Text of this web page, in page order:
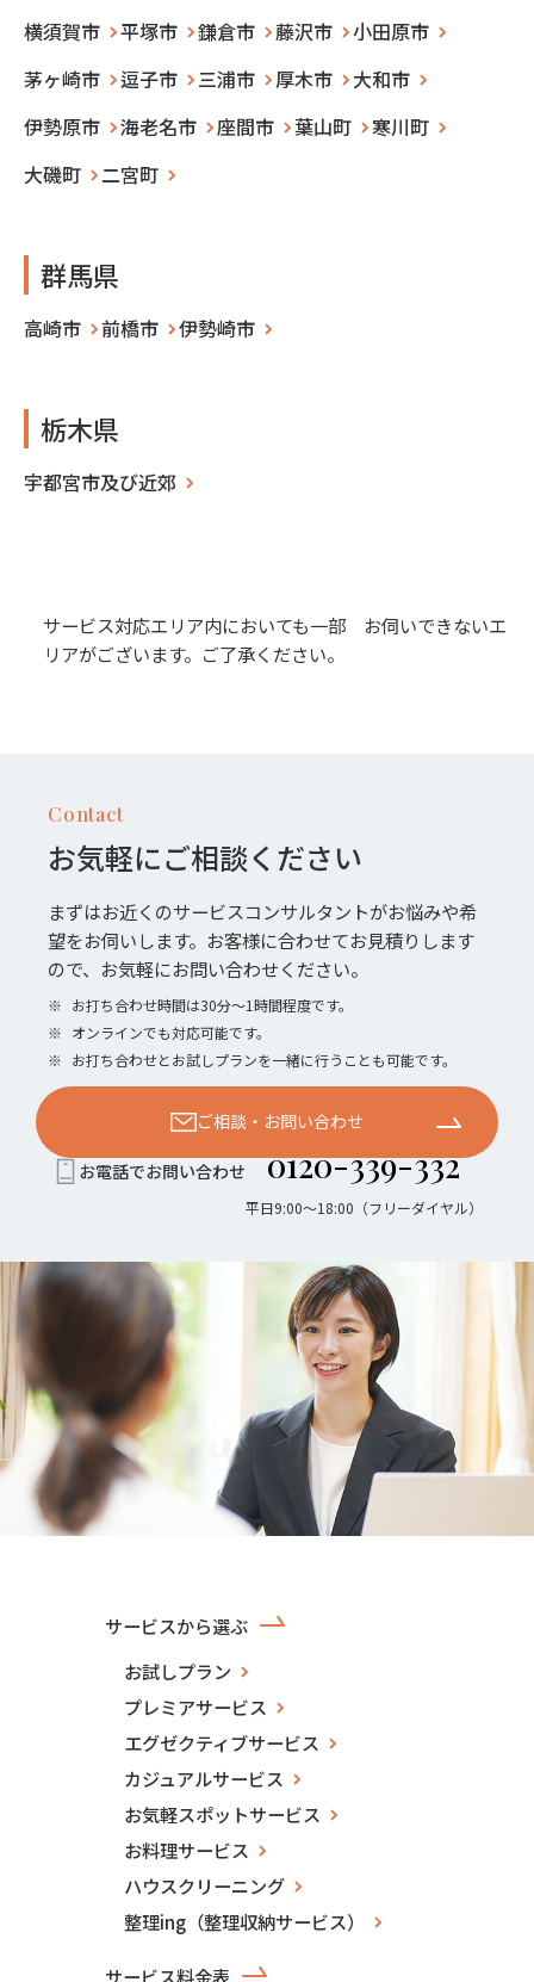
横須賀市
平塚市 鎌倉市 藤沢市
小田原市
茅ヶ崎市
逗子市 三浦市 厚木市
大和市
伊勢原市
海老名市 座間市 葉山町
寒川町
大磯町
二宮町
群馬県
高崎市 前橋市 伊勢崎市
栃木県
宇都宮市及び近郊
サービス対応エリア内においても一部 お伺いできないエ
リアがございます。ご了承ください。
Contact
お気軽にご相談ください
まずはお近くのサービスコンサルタントがお悩みや希
望をお伺いします。お客様に合わせてお見積りします
ので、お気軽にお問い合わせください。
※ お打ち合わせ時間は30分〜1時間程度です。
※ オンラインでも対応可能です。
※ お打ち合わせとお試しプランを一緒に行うことも可能です。
ご相談・お問い合わせ
お電話でお問い合わせ 0120-339-332
平日9:00〜18:00（フリーダイヤル）
サービスから選ぶ
お試しプラン
プレミアサービス
エグゼクティブサービス
カジュアルサービス
お気軽スポットサービス
お料理サービス
ハウスクリーニング
整理ing（整理収納サービス）
サービス料金表